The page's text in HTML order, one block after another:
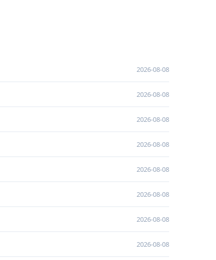
2026-08-08
2026-08-08
2026-08-08
2026-08-08
2026-08-08
2026-08-08
2026-08-08
2026-08-08